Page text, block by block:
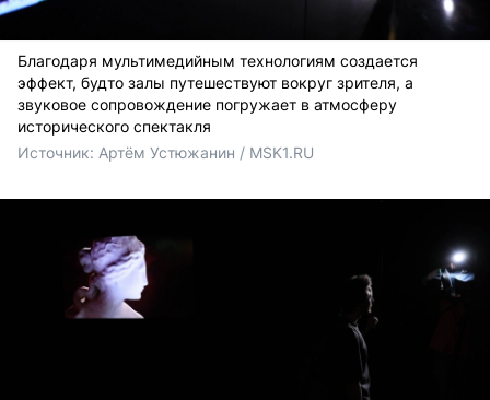
Благодаря мультимедийным технологиям создается
эффект, будто залы путешествуют вокруг зрителя, а
звуковое сопровождение погружает в атмосферу
исторического спектакля
Источник: Артём Устюжанин / MSK1.RU